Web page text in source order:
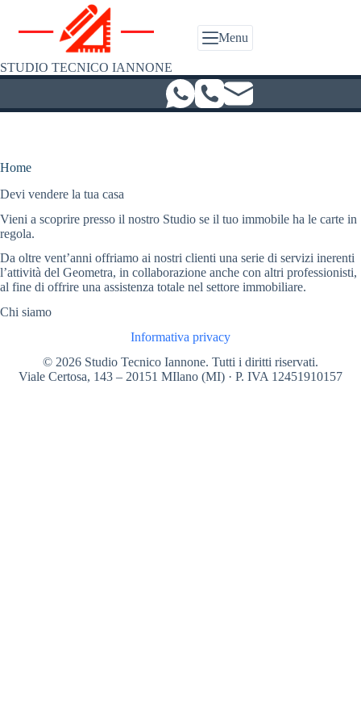
contenuto
STUDIO TECNICO IANNONE
Menu
Home
Devi vendere la tua casa
Vieni a scoprire presso il nostro Studio se il tuo immobile ha le carte in
regola.
Da oltre vent’anni offriamo ai nostri clienti una serie di servizi inerenti
l’attività del Geometra, in collaborazione anche con altri professionisti,
al fine di offrire una assistenza totale nel settore immobiliare.
Chi siamo
Informativa privacy
© 2026 Studio Tecnico Iannone. Tutti i diritti riservati.
Viale Certosa, 143 – 20151 MIlano (MI) · P. IVA 12451910157